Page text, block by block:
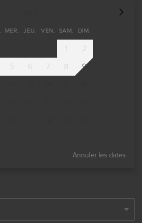
MER. JEU. VEN. SAM. DIM.
1
2
5 6 7 8
9
Annuler les dates